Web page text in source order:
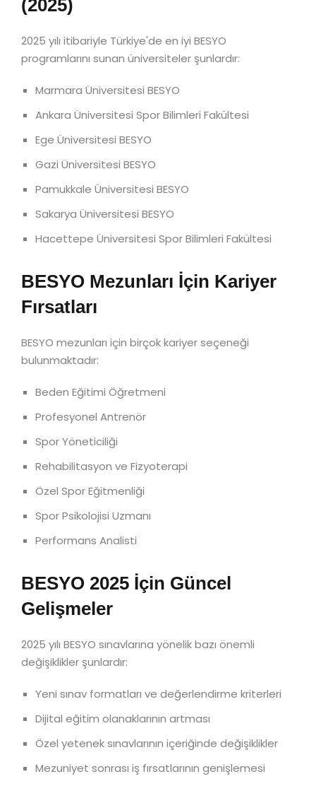
(2025)
2025 yılı itibariyle Türkiye'de en iyi BESYO
programlarını sunan üniversiteler şunlardır:
Marmara Üniversitesi BESYO
Ankara Üniversitesi Spor Bilimleri Fakültesi
Ege Üniversitesi BESYO
Gazi Üniversitesi BESYO
Pamukkale Üniversitesi BESYO
Sakarya Üniversitesi BESYO
Hacettepe Üniversitesi Spor Bilimleri Fakültesi
BESYO Mezunları İçin Kariyer
Fırsatları
BESYO mezunları için birçok kariyer seçeneği
bulunmaktadır:
Beden Eğitimi Öğretmeni
Profesyonel Antrenör
Spor Yöneticiliği
Rehabilitasyon ve Fizyoterapi
Özel Spor Eğitmenliği
Spor Psikolojisi Uzmanı
Performans Analisti
BESYO 2025 İçin Güncel
Gelişmeler
2025 yılı BESYO sınavlarına yönelik bazı önemli
değişiklikler şunlardır:
Yeni sınav formatları ve değerlendirme kriterleri
Dijital eğitim olanaklarının artması
Özel yetenek sınavlarının içeriğinde değişiklikler
Mezuniyet sonrası iş fırsatlarının genişlemesi